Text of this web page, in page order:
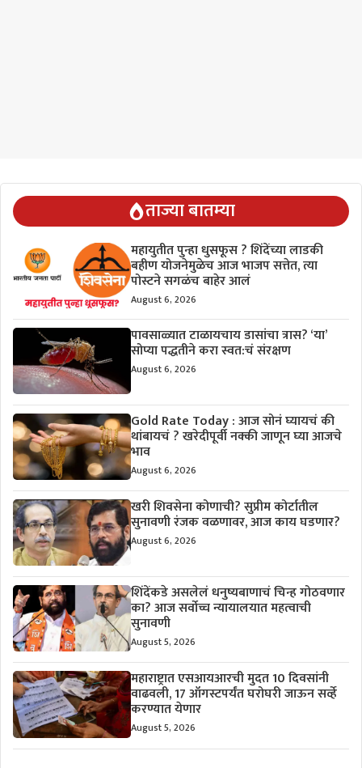
ताज्या बातम्या
महायुतीत पुन्हा धुसफूस ? शिंदेंच्या लाडकी
बहीण योजनेमुळेच आज भाजप सत्तेत, त्या
पोस्टने सगळंच बाहेर आलं
August 6, 2026
पावसाळ्यात टाळायचाय डासांचा त्रास? ‘या’
सोप्या पद्धतीने करा स्वत:चं संरक्षण
August 6, 2026
Gold Rate Today : आज सोनं घ्यायचं की
थांबायचं ? खरेदीपूर्वी नक्की जाणून घ्या आजचे
भाव
August 6, 2026
खरी शिवसेना कोणाची? सुप्रीम कोर्टातील
सुनावणी रंजक वळणावर, आज काय घडणार?
August 6, 2026
शिंदेंकडे असलेलं धनुष्यबाणाचं चिन्ह गोठवणार
का? आज सर्वोच्च न्यायालयात महत्वाची
सुनावणी
August 5, 2026
महाराष्ट्रात एसआयआरची मुदत 10 दिवसांनी
वाढवली, 17 ऑगस्टपर्यंत घरोघरी जाऊन सर्व्हे
करण्यात येणार
August 5, 2026